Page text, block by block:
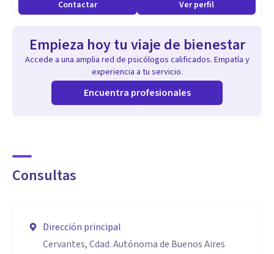
Especialista en terapias basadas en la evidencia.
Contactar Ver perfil
Empieza hoy tu viaje de bienestar
Accede a una amplia red de psicólogos calificados. Empatía y
experiencia a tu servicio.
Encuentra profesionales
Consultas
Dirección principal
Cervantes, Cdad. Autónoma de Buenos Aires